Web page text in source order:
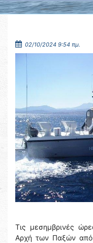
02/10/2024 9:54 πμ.
Τις μεσημβρινές
Αρχή των Παξών από